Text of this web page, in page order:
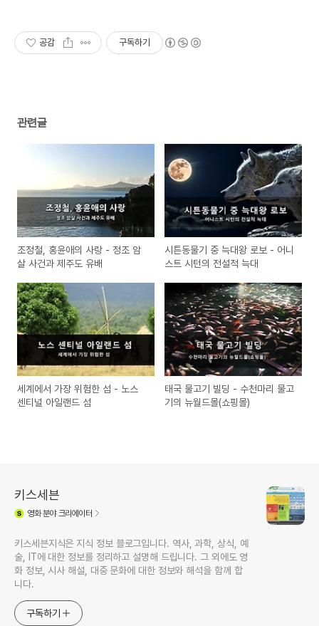
공감 구독하기
관련글
조정철, 홍윤애의 사랑 - 정조 암
살 사건과 제주도 유배
시튼동물기 중 늑대왕 로보 - 어니
스트 시턴의 전설적 늑대
세계에서 가장 위험한 섬 - 노스
센티널 아일랜드 섬
태국 물고기 빌딩 - 수천마리 물고
기의 뉴월드몰(쇼핑몰)
키스세븐
영화분야 크리에이터
키스세븐지식은 지식 정보 블로그입니다. 역사, 과학, 상식, 예
술, IT에 대한 정보를 정리하고 설명해 드립니다. 그 외에도 영
화 정보, 시사 해설, 대중 문화에 대한 정보와 해석을 함께 합
니다.
구독하기